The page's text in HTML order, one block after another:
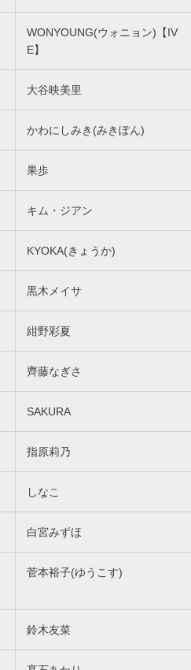
WONYOUNG(ウォニョン)【IV
E】
大谷映美里
かわにしみき(みきぽん)
果歩
キム・ジアン
KYOKA(きょうか)
黒木メイサ
紺野彩夏
齊藤なぎさ
SAKURA
指原莉乃
しなこ
白宮みずほ
菅本裕子(ゆうこす)
鈴木友菜